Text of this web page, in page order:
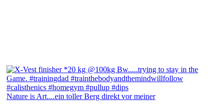
Nature is Art....ein toller Berg direkt vor meiner